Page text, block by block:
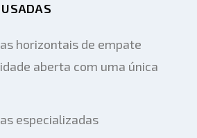
horizontais de empate
aberta com uma única
especializadas